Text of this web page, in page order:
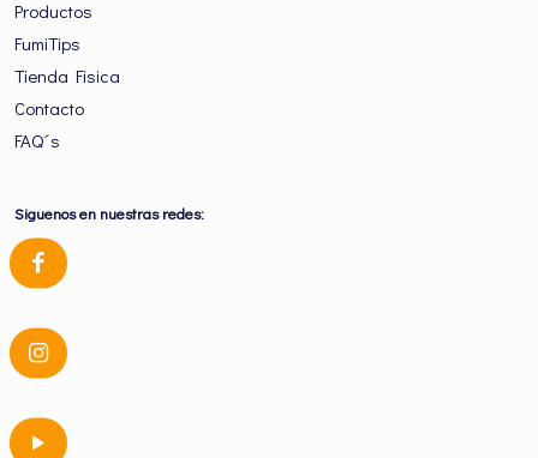
Productos
FumiTips
Tienda Fisica
Contacto
FAQ´s
Siguenos en nuestras redes: